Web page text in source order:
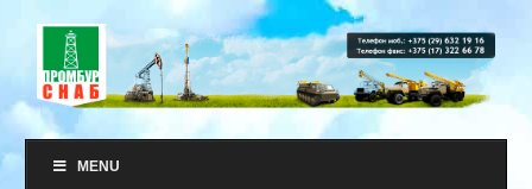
MENU